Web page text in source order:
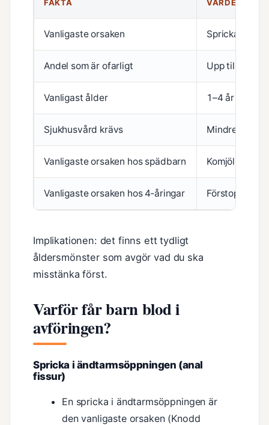
FAKTA VÄRDE
Vanligaste orsaken Spricka i
Andel som är ofarligt Upp till 90%
Vanligast ålder 1–4 år
Sjukhusvård krävs Mindre än 5%
Vanligaste orsaken hos spädbarn
Vanligaste orsaken hos 4‑åringar Förstoppning
Implikationen: det finns ett tydligt
åldersmönster som avgör vad du ska
misstänka först.
Varför får barn blod i
avföringen?
Spricka i ändtarmsöppningen (anal
fissur)
En spricka i ändtarmsöppningen är
den vanligaste orsaken (Knodd